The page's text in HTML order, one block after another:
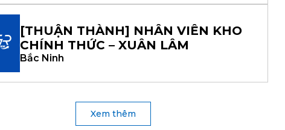
[THUẬN THÀNH] NHÂN VIÊN KHO
CHÍNH THỨC – XUÂN LÂM
Bắc Ninh
Xem thêm